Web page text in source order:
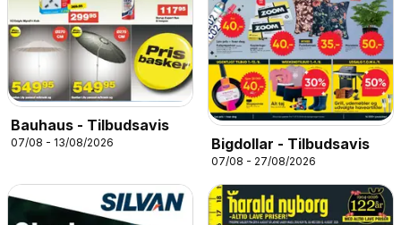
Bauhaus - Tilbudsavis
07/08 - 13/08/2026 Bigdollar - Tilbudsavis
07/08 - 27/08/2026